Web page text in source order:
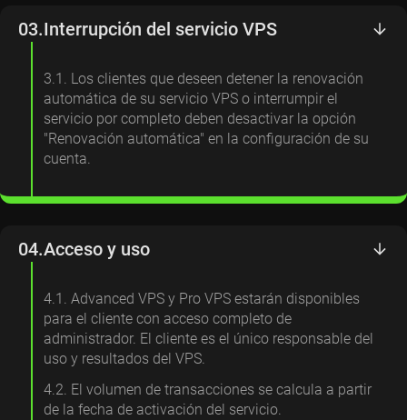
03.Interrupción del servicio VPS
3.1. Los clientes que deseen detener la renovación
automática de su servicio VPS o interrumpir el
servicio por completo deben desactivar la opción
"Renovación automática" en la configuración de su
cuenta.
04.Acceso y uso
4.1. Advanced VPS y Pro VPS estarán disponibles
para el cliente con acceso completo de
administrador. El cliente es el único responsable del
uso y resultados del VPS.
4.2. El volumen de transacciones se calcula a partir
de la fecha de activación del servicio.